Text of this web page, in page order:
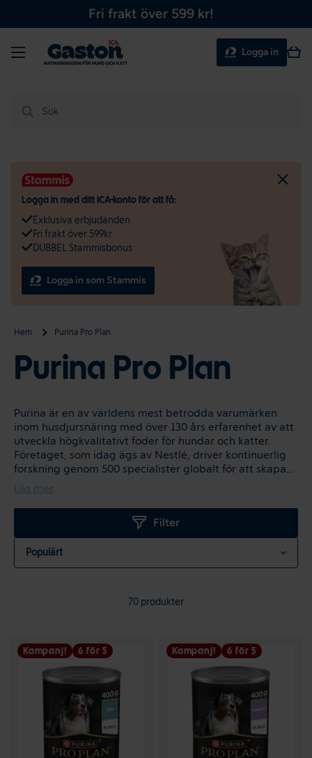
Hoppa till innehålletFri frakt över 599 kr!
Meny Logga in
Sök
Logga in med ditt ICA-konto för att få:
Exklusiva erbjudanden
Fri frakt över 599kr
DUBBEL Stammisbonus
Logga in som Stammis
Hem Purina Pro Plan
Purina Pro Plan
Purina är en av världens mest betrodda varumärken
inom husdjursnäring med över 130 års erfarenhet av att
utveckla högkvalitativt foder för hundar och katter.
Företaget, som idag ägs av Nestlé, driver kontinuerlig
forskning genom 500 specialister globalt för att skapa...
Läs mer
Filter
Sortera efter:
70 produkter
Kampanj! 6 för 5 Kampanj! 6 för 5